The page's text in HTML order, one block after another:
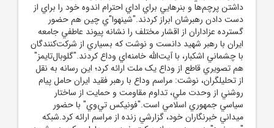
داشتن پرچم‌ها و بنرهايي براي اداي احترام اندوه خود را براي از
دست دادن رهبرشان ابراز کردند."شينهوا"ي چين هم حضور
گسترده عزاداران از اقشار مختلف را نشانه پيوند عاطفي جامعه
ايران با رهبر شهيد دانست و نوشت که بسياري از شرکت‌کنندگان
با چشماني اشکبار، با آيت‌الله خامنه‌اي وداع کردند."گلوبال‌تايمز"
هم تصويري قاطع از وداع يک ملت ارائه کرد؛ اين رسانه به نقل
از تحليلگران، نوشت: مراسم وداع با رهبر فقيد ايران حامل پيام
روشني از وحدت ملي، تداوم مقاومت و حمايت از ساختار
سياسي جمهوري اسلامي است."فونيکس تي‌وي" با حضور
ميداني خبرنگاران خود، گزارشي زنده از مراسم ارائه کرد.شبکه